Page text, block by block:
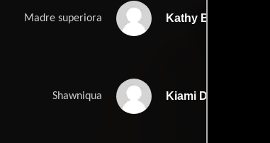
Madre superiora Kathy Bates
Shawniqua Kiami Davael